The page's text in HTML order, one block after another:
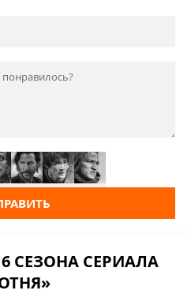
СЕЗОНА СЕРИАЛА